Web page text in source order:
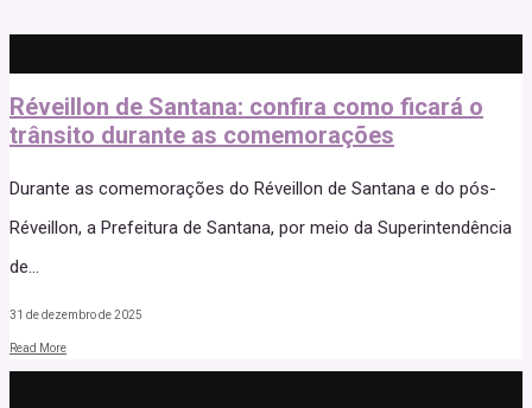
Réveillon de Santana: confira como ficará o
trânsito durante as comemorações
Durante as comemorações do Réveillon de Santana e do pós-
Réveillon, a Prefeitura de Santana, por meio da Superintendência
de...
31 de dezembro de 2025
Read More